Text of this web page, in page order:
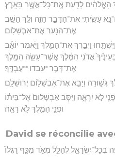
הָאֱלֹהִ֔ים לָדַ֖עַת אֶֽת־כָּל־אֲשֶׁ֥ר בָּאָֽרֶץ׃
עָשִׂ֖יתִי אֶת־הַדָּבָ֣ר הַזֶּ֑ה וְלֵ֛ךְ הָשֵׁ֥ב
אֶת־הַנַּ֖עַר אֶת־אַבְשָׁלֽוֹם׃
וַיְבָ֣רֶךְ אֶת־הַמֶּ֑לֶךְ וַיֹּ֣אמֶר יוֹאָ֡ב
אֲדֹנִ֣י הַמֶּ֔לֶךְ אֲשֶׁר־עָשָׂ֥ה הַמֶּ֖לֶךְ
אֶת־דְּבַ֥ר *עבדו **עַבְדֶּֽךָ׃
גְּשׁ֑וּרָה וַיָּבֵ֥א אֶת־אַבְשָׁל֖וֹם יְרוּשָׁלִָֽם׃
לֹ֣א יִרְאֶ֑ה וַיִּסֹּ֤ב אַבְשָׁלוֹם֙ אֶל־בֵּית֔וֹ
וּפְנֵ֥י הַמֶּ֖לֶךְ לֹ֥א רָאָֽה׃
David se réconcilie
בְּכָל־יִשְׂרָאֵ֖ל לְהַלֵּ֣ל מְאֹ֑ד מִכַּ֤ף רַגְלוֹ֙